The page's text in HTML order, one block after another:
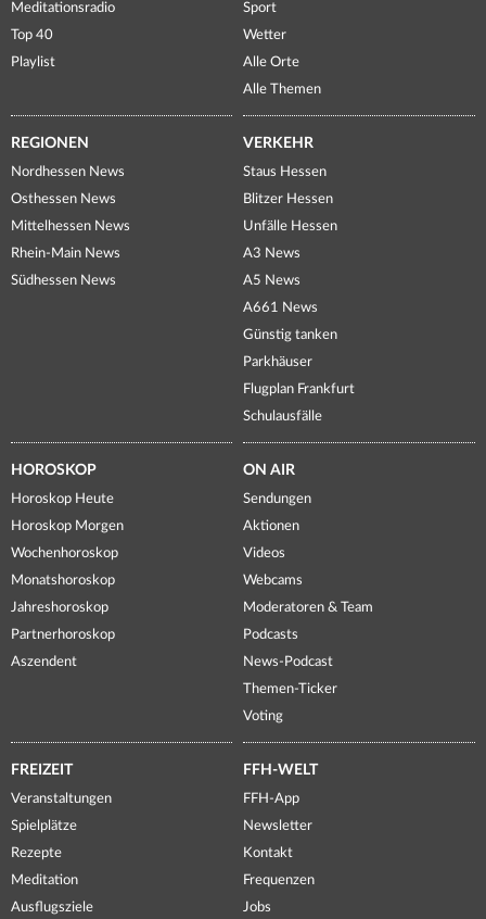
Meditationsradio
Top 40
Playlist
Sport
Wetter
Alle Orte
Alle Themen
REGIONEN
Nordhessen News
Osthessen News
Mittelhessen News
Rhein-Main News
Südhessen News
VERKEHR
Staus Hessen
Blitzer Hessen
Unfälle Hessen
A3 News
A5 News
A661 News
Günstig tanken
Parkhäuser
Flugplan Frankfurt
Schulausfälle
HOROSKOP
Horoskop Heute
Horoskop Morgen
Wochenhoroskop
Monatshoroskop
Jahreshoroskop
Partnerhoroskop
Aszendent
ON AIR
Sendungen
Aktionen
Videos
Webcams
Moderatoren & Team
Podcasts
News-Podcast
Themen-Ticker
Voting
FREIZEIT
Veranstaltungen
Spielplätze
Rezepte
Meditation
Ausflugsziele
FFH-WELT
FFH-App
Newsletter
Kontakt
Frequenzen
Jobs